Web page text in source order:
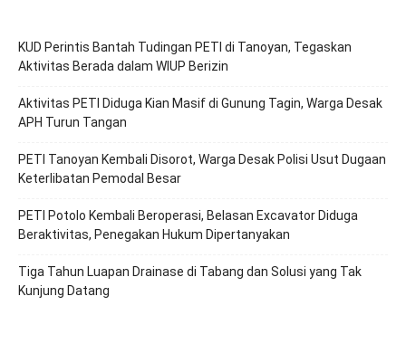
KUD Perintis Bantah Tudingan PETI di Tanoyan, Tegaskan
Aktivitas Berada dalam WIUP Berizin
Aktivitas PETI Diduga Kian Masif di Gunung Tagin, Warga Desak
APH Turun Tangan
PETI Tanoyan Kembali Disorot, Warga Desak Polisi Usut Dugaan
Keterlibatan Pemodal Besar
PETI Potolo Kembali Beroperasi, Belasan Excavator Diduga
Beraktivitas, Penegakan Hukum Dipertanyakan
Tiga Tahun Luapan Drainase di Tabang dan Solusi yang Tak
Kunjung Datang